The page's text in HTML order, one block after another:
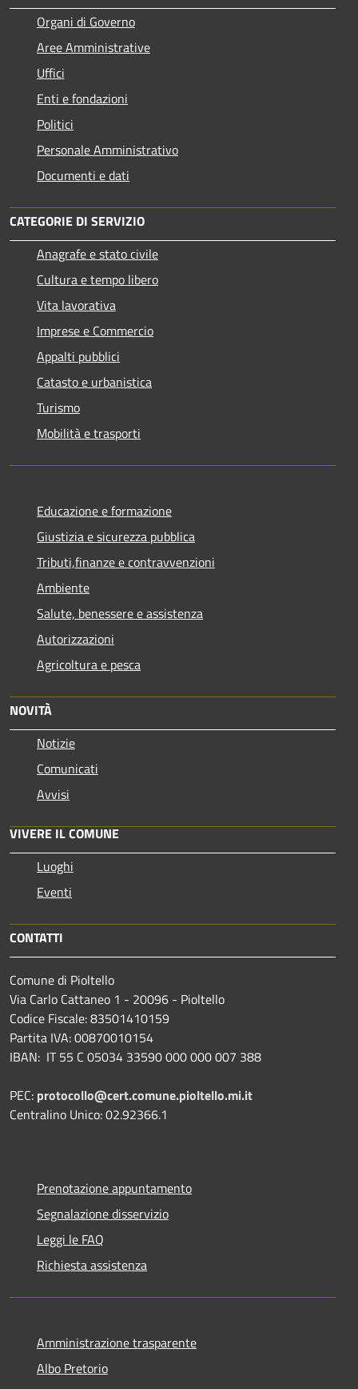
Organi di Governo
Aree Amministrative
Uffici
Enti e fondazioni
Politici
Personale Amministrativo
Documenti e dati
CATEGORIE DI SERVIZIO
Anagrafe e stato civile
Cultura e tempo libero
Vita lavorativa
Imprese e Commercio
Appalti pubblici
Catasto e urbanistica
Turismo
Mobilità e trasporti
Educazione e formazione
Giustizia e sicurezza pubblica
Tributi,finanze e contravvenzioni
Ambiente
Salute, benessere e assistenza
Autorizzazioni
Agricoltura e pesca
NOVITÀ
Notizie
Comunicati
Avvisi
VIVERE IL COMUNE
Luoghi
Eventi
CONTATTI
Comune di Pioltello
Via Carlo Cattaneo 1 - 20096 - Pioltello
Codice Fiscale: 83501410159
Partita IVA: 00870010154
IBAN: IT 55 C 05034 33590 000 000 007 388
PEC: protocollo@cert.comune.pioltello.mi.it
Centralino Unico: 02.92366.1
Prenotazione appuntamento
Segnalazione disservizio
Leggi le FAQ
Richiesta assistenza
Amministrazione trasparente
Albo Pretorio